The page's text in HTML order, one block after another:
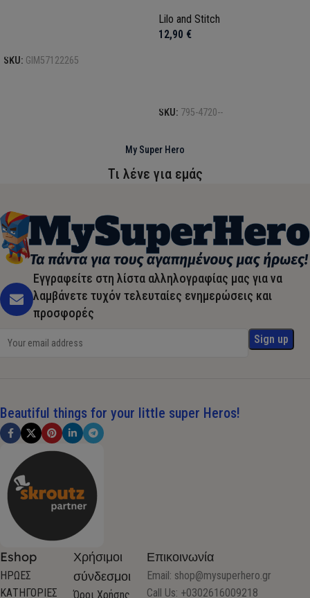
SKU: GIM57122265
Lilo and Stitch
12,90 €
SKU: 795-4720--
My Super Hero
Τι λένε για εμάς
Εγγραφείτε στη λίστα αλληλογραφίας μας για να
λαμβάνετε τυχόν τελευταίες ενημερώσεις και
προσφορές
Beautiful things for your little super Heros!
Eshop
ΗΡΩΕΣ
ΚΑΤΗΓΟΡΙΕΣ
Χρήσιμοι
σύνδεσμοι
Όροι Χρήσης
Επικοινωνία
Email: shop@mysuperhero.gr
Call Us: +0302616009218